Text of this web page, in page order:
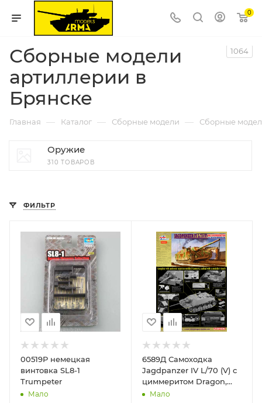
0
Сборные модели
артиллерии в
Брянске
1064
Главная — Каталог — Сборные модели — Сборные
Оружие
310 ТОВАРОВ
ФИЛЬТР
00519P немецкая
винтовка SL8-1
Trumpeter
Мало
6589Д Самоходка
Jagdpanzer IV L/70 (V) с
циммеритом Dragon,
1/35Мало